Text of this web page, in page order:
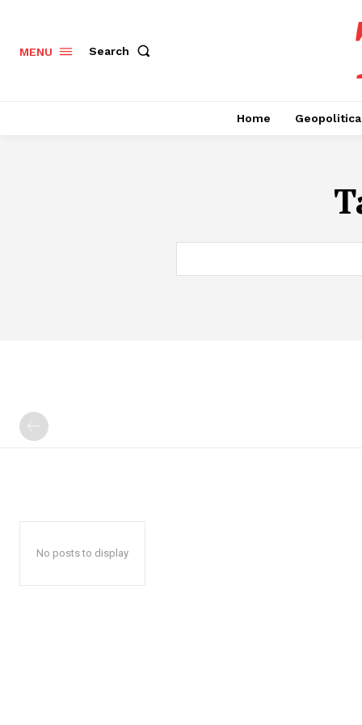
MENU Search
Home Geopolitica
No posts to display